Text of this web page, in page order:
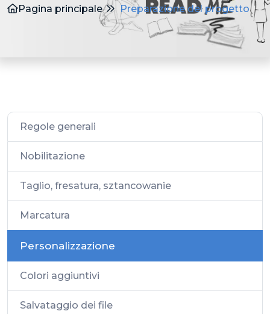
Pagina principale Preparazione del progetto
Regole generali
Nobilitazione
Taglio, fresatura, sztancowanie
Marcatura
Personalizzazione
Colori aggiuntivi
Salvataggio dei file